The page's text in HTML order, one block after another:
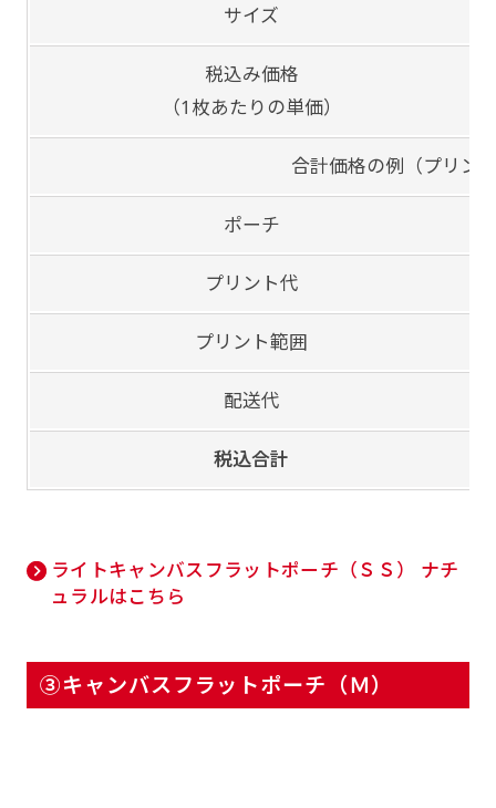
サイズ
税込み価格
（1枚あたりの単価）
合計価格の例（プリン
ポーチ
プリント代
プリント範囲
配送代
税込合計
ライトキャンバスフラットポーチ（ＳＳ） ナチ
ュラルはこちら
③キャンバスフラットポーチ（Ｍ）